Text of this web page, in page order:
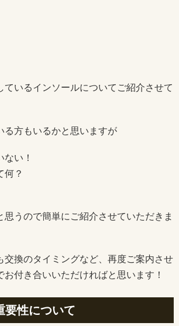
ているインソールについてご紹介させて
る方もいるかと思いますが
ない！
何？
思うので簡単にご紹介させていただきま
換のタイミングなど、 再度ご案内させ
お付き合いいただければと思い ます！
要性について